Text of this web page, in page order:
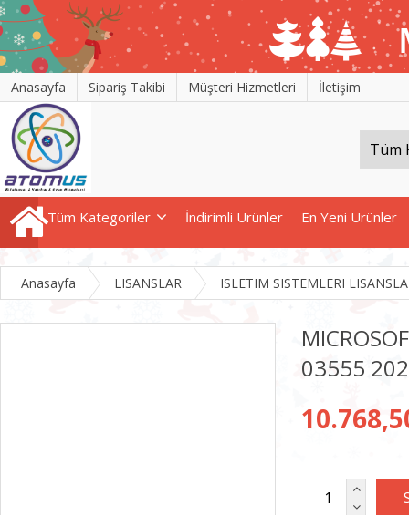
Anasayfa Sipariş Takibi Müşteri Hizmetleri İletişim
Tüm Kategoriler İndirimli Ürünler En Yeni Ürünler
Anasayfa LISANSLAR ISLETIM SISTEMLERI
03555